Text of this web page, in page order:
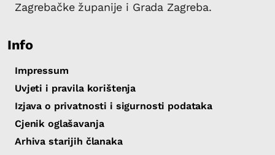
Zagrebačke županije i Grada Zagreba.
Info
Impressum
Uvjeti i pravila korištenja
Izjava o privatnosti i sigurnosti podataka
Cjenik oglašavanja
Arhiva starijih članaka